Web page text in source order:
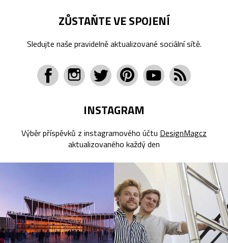
ZŮSTAŇTE VE SPOJENÍ
Sledujte naše pravidelně aktualizované sociální sítě.
INSTAGRAM
Výběr příspěvků z instagramového účtu DesignMagcz
aktualizovaného každý den